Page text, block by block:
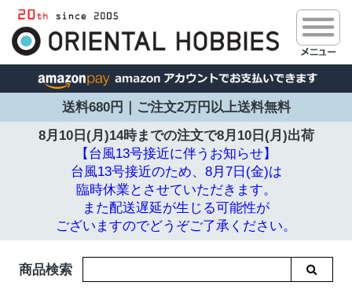
送料680円｜ご注文2万円以上送料無料
8月10日(月)14時までの注文で8月10日(月)出荷
【台風13号接近に伴うお知らせ】
台風13号接近のため、8月7日(金)は
臨時休業とさせていただきます。
また配送遅延が生じる可能性が
ございますのでどうぞご了承ください。
商品検索